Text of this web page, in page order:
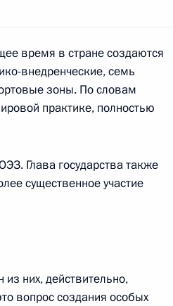
время в стране создаются
внедренческие, семь
зоны. По словам
практике, полностью
Глава государства также
существенное участие
них, действительно,
вопрос создания особых